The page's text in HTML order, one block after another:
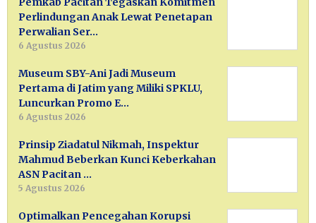
Perlindungan Anak Lewat Penetapan
Perwalian Ser…
6 Agustus 2026
Museum SBY-Ani Jadi Museum
Pertama di Jatim yang Miliki SPKLU,
Luncurkan Promo E…
6 Agustus 2026
Prinsip Ziadatul Nikmah, Inspektur
Mahmud Beberkan Kunci Keberkahan
ASN Pacitan …
5 Agustus 2026
Optimalkan Pencegahan Korupsi